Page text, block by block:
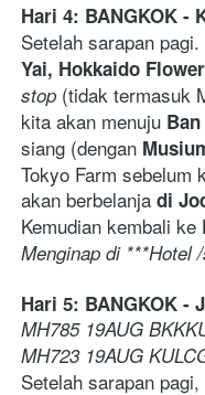
Hari 4: BANGKOK -
Setelah sarapan
Yai, Hokkaido
stop (tidak termasuk
kita akan menuju
siang (dengan
Tokyo Farm sebelum
akan berbelanja di
Kemudian kembali
Menginap di ***Hotel
Hari 5: BANGKOK -
MH785 19AUG
MH723 19AUG
Setelah sarapan